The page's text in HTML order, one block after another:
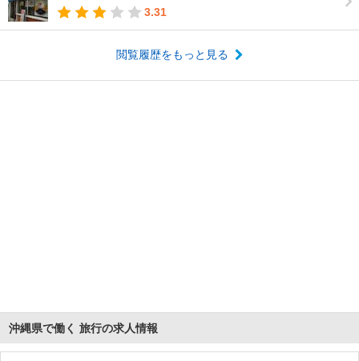
3.31
閲覧履歴をもっと見る
沖縄県で働く 旅行の求人情報